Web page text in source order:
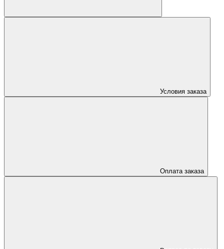
Условия заказа
Оплата заказа